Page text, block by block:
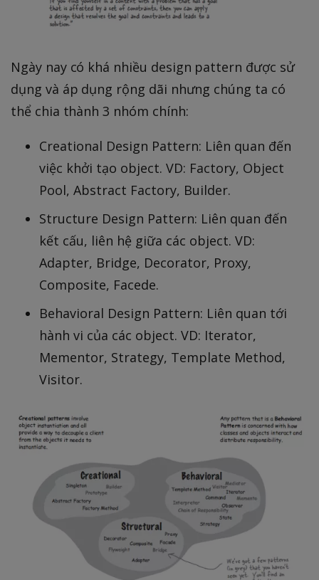
Ngày nay có khá nhiều design pattern được sử
dụng và áp dụng rộng dãi nhưng chúng ta có
thể chia thành 3 nhóm chính:
Creational Design Pattern: Liên quan đến
việc khởi tạo object. VD: Factory, Object
Pool, Abstract Factory, Builder.
Structure Design Pattern: Liên quan đến
kết cấu, liên hệ giữa các object. VD:
Adapter, Bridge, Decorator, Proxy,
Composite, Facede.
Behavioral Design Pattern: Liên quan tới
hành vi của các object. VD: Iterator,
Mementor, Strategy, Template Method,
Visitor.